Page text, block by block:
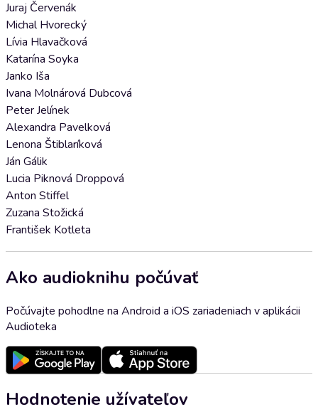
Juraj Červenák
Michal Hvorecký
Lívia Hlavačková
Katarína Soyka
Janko Iša
Ivana Molnárová Dubcová
Peter Jelínek
Alexandra Pavelková
Lenona Štiblaríková
Ján Gálik
Lucia Piknová Droppová
Anton Stiffel
Zuzana Stožická
František Kotleta
Ako audioknihu počúvať
Počúvajte pohodlne na Android a iOS zariadeniach v aplikácii
Audioteka
Hodnotenie užívateľov